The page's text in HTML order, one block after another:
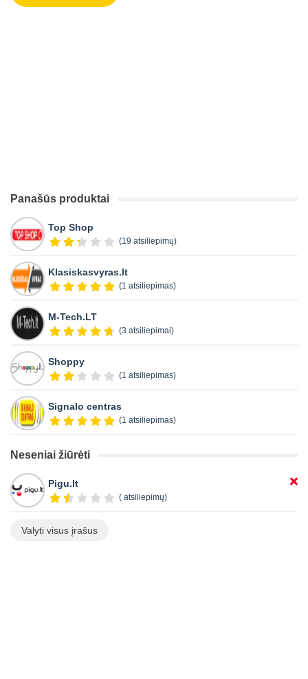
Panašūs produktai
Top Shop
(19 atsiliepimų)
Klasiskasvyras.lt
(1 atsiliepimas)
M-Tech.LT
(3 atsiliepimai)
Shoppy
(1 atsiliepimas)
Signalo centras
(1 atsiliepimas)
Neseniai žiūrėti
Pigu.lt
( atsiliepimų)
Valyti visus įrašus